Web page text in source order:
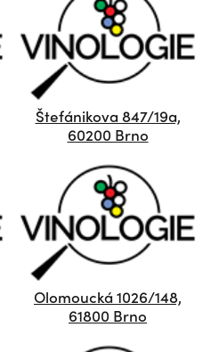
Štefánikova 847/19a,
60200 Brno
Olomoucká 1026/148,
61800 Brno